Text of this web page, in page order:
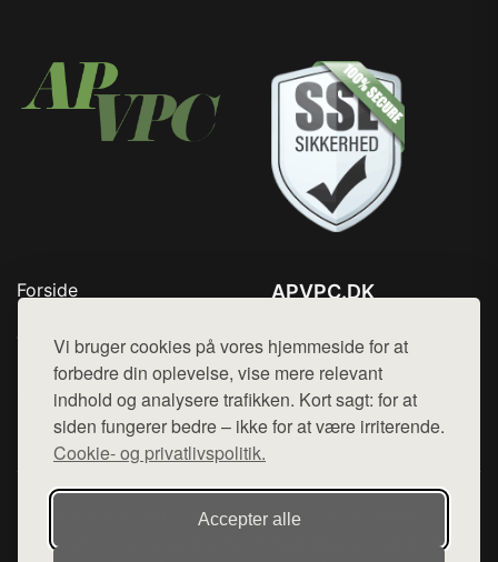
Vi bruger cookies på vores hjemmeside for at
forbedre din oplevelse, vise mere relevant
indhold og analysere trafikken. Kort sagt: for at
siden fungerer bedre – ikke for at være irriterende.
Cookie- og privatlivspolitik.
Accepter alle
Forside
Top Rabatter
Blog
Kontakt
APVPC.DK
Mail: hej@want.dk
Cookie- og privatlivspolitik
Denne side er en del af want.dk, der udgiver en række
hjemmesider med præsentation af forskellige produkter fra